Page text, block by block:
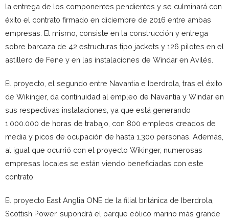
la entrega de los componentes pendientes y se culminará con
éxito el contrato firmado en diciembre de 2016 entre ambas
empresas. El mismo, consiste en la construcción y entrega
sobre barcaza de 42 estructuras tipo jackets y 126 pilotes en el
astillero de Fene y en las instalaciones de Windar en Avilés.
El proyecto, el segundo entre Navantia e Iberdrola, tras el éxito
de Wikinger, da continuidad al empleo de Navantia y Windar en
sus respectivas instalaciones, ya que está generando
1.000.000 de horas de trabajo, con 800 empleos creados de
media y picos de ocupación de hasta 1.300 personas. Además,
al igual que ocurrió con el proyecto Wikinger, numerosas
empresas locales se están viendo beneficiadas con este
contrato.
El proyecto East Anglia ONE de la filial británica de Iberdrola,
Scottish Power, supondrá el parque eólico marino más grande